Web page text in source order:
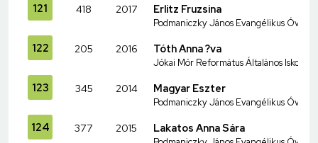
121 418 2017 Erlitz Fruzsina
Podmaniczky János Evangélikus Óvoda
122 205 2016 Tóth Anna ?va
Jókai Mór Református Általános Iskola
123 345 2014 Magyar Eszter
Podmaniczky János Evangélikus Óvoda
124 377 2015 Lakatos Anna Sára